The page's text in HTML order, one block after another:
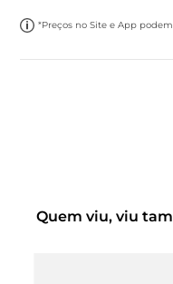
*Preços no Site e App
Quem viu, viu